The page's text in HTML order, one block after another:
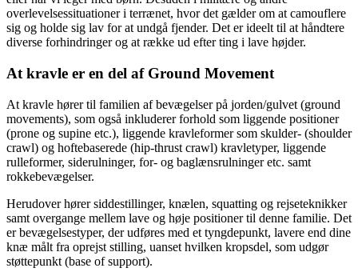
overlevelsessituationer i terrænet, hvor det gælder om at camouflere
sig og holde sig lav for at undgå fjender. Det er ideelt til at håndtere
diverse forhindringer og at række ud efter ting i lave højder.
At kravle er en del af Ground Movement
At kravle hører til familien af bevægelser på jorden/gulvet (ground
movements), som også inkluderer forhold som liggende positioner
(prone og supine etc.), liggende kravleformer som skulder- (shoulder
crawl) og hoftebaserede (hip-thrust crawl) kravletyper, liggende
rulleformer, siderulninger, for- og baglænsrulninger etc. samt
rokkebevægelser.
Herudover hører siddestillinger, knælen, squatting og rejseteknikker
samt overgange mellem lave og høje positioner til denne familie. Det
er bevægelsestyper, der udføres med et tyngdepunkt, lavere end dine
knæ målt fra oprejst stilling, uanset hvilken kropsdel, som udgør
støttepunkt (base of support).